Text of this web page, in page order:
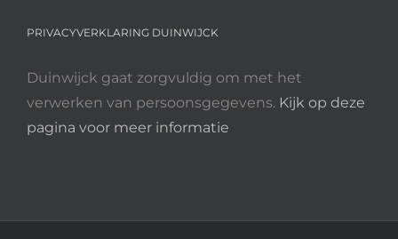
PRIVACYVERKLARING DUINWIJCK
Duinwijck gaat zorgvuldig om met het
verwerken van persoonsgegevens. Kijk op deze
pagina voor meer informatie